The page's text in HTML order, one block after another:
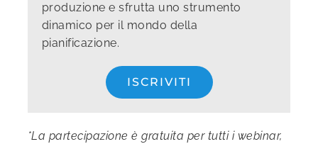
produzione e sfrutta uno strumento
dinamico per il mondo della
pianificazione.
ISCRIVITI
*La partecipazione è gratuita per tutti i webinar,